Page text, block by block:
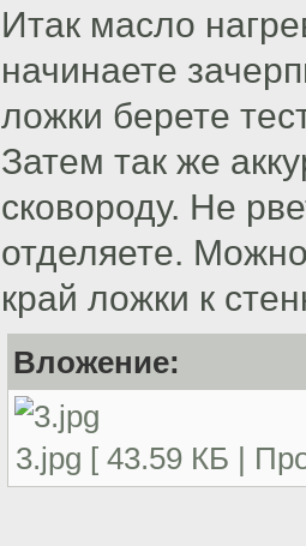
Итак масло
начинаете
ложки берете
Затем так же
сковороду. Не
отделяете.
край ложки к
Вложение:
3.jpg [ 43.59 КБ |